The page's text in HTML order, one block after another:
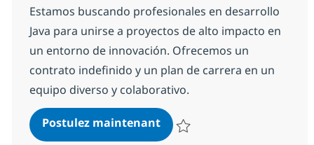
Estamos buscando profesionales en desarrollo
Java para unirse a proyectos de alto impacto en
un entorno de innovación. Ofrecemos un
contrato indefinido y un plan de carrera en un
equipo diverso y colaborativo.
Postulez maintenantDesarrollador/a Java en